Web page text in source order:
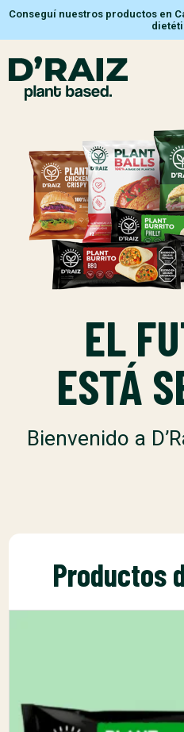
Conseguí nuestros productos en
EL
ESTÁ
Bienvenido a
Productos